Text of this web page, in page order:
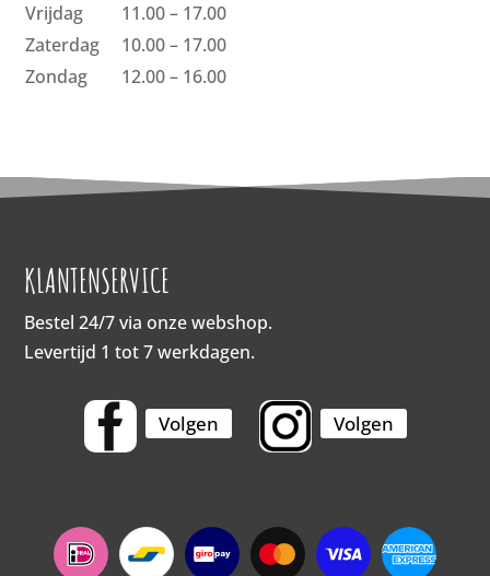
Vrijdag
11.00 – 17.00
Zaterdag
10.00 – 17.00
Zondag
12.00 – 16.00
KLANTENSERVICE
Bestel 24/7 via onze webshop.
Levertijd 1 tot 7 werkdagen.
Volgen Volgen